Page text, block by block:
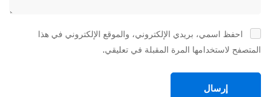
احفظ اسمي، بريدي الإلكتروني، والموقع الإلكتروني في هذا
المتصفح لاستخدامها المرة المقبلة في تعليقي.